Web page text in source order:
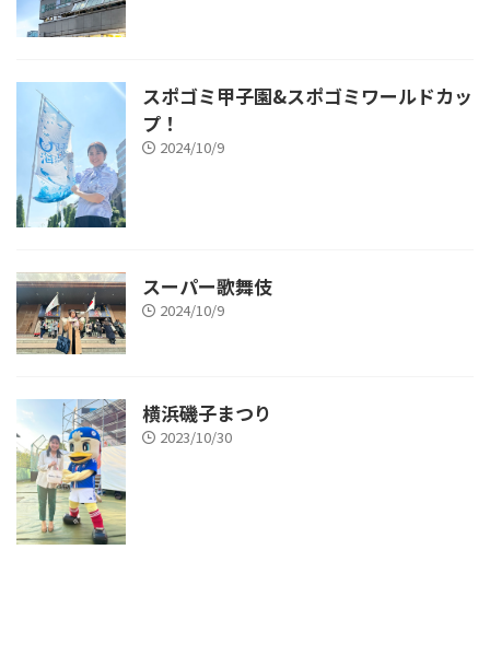
スポゴミ甲子園&スポゴミワールドカッ
プ！
2024/10/9
スーパー歌舞伎
2024/10/9
横浜磯子まつり
2023/10/30